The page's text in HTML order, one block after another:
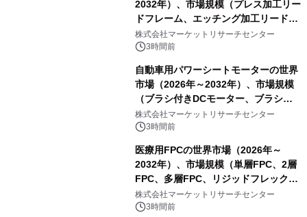
2032年）、市場規模（プレス加工リー
ドフレーム、エッチング加工リードフ
レーム）・分析レポートを発表
株式会社マーケットリサーチセンター
3時間前
自動車用パワーシートモーターの世界
市場（2026年～2032年）、市場規模
（ブラシ付きDCモーター、ブラシレ
スDCモーター）・分析レポートを発
表
株式会社マーケットリサーチセンター
3時間前
医療用FPCの世界市場（2026年～
2032年）、市場規模（単層FPC、2層
FPC、多層FPC、リジッドフレックス
PCB）・分析レポートを発表
株式会社マーケットリサーチセンター
3時間前